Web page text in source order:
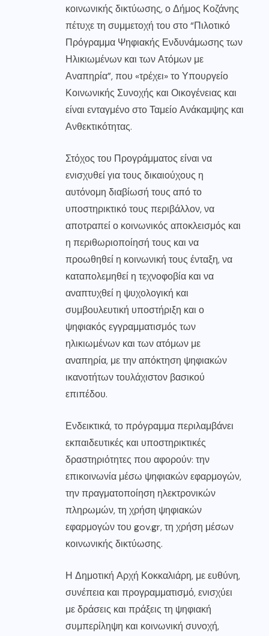
κοινωνικής δικτύωσης, ο Δήμος Κοζάνης
πέτυχε τη συμμετοχή του στο “Πιλοτικό
Πρόγραμμα Ψηφιακής Ενδυνάμωσης των
Ηλικιωμένων και των Ατόμων με
Αναπηρία”, που «τρέχει» το Υπουργείο
Κοινωνικής Συνοχής και Οικογένειας και
είναι ενταγμένο στο Ταμείο Ανάκαμψης και
Ανθεκτικότητας.
Στόχος του Προγράμματος είναι να
ενισχυθεί για τους δικαιούχους η
αυτόνομη διαβίωσή τους από το
υποστηρικτικό τους περιβάλλον, να
αποτραπεί ο κοινωνικός αποκλεισμός και
η περιθωριοποίησή τους και να
προωθηθεί η κοινωνική τους ένταξη, να
καταπολεμηθεί η τεχνοφοβία και να
αναπτυχθεί η ψυχολογική και
συμβουλευτική υποστήριξη και ο
ψηφιακός εγγραμματισμός των
ηλικιωμένων και των ατόμων με
αναπηρία, με την απόκτηση ψηφιακών
ικανοτήτων τουλάχιστον βασικού
επιπέδου.
Ενδεικτικά, το πρόγραμμα περιλαμβάνει
εκπαιδευτικές και υποστηρικτικές
δραστηριότητες που αφορούν: την
επικοινωνία μέσω ψηφιακών εφαρμογών,
την πραγματοποίηση ηλεκτρονικών
πληρωμών, τη χρήση ψηφιακών
εφαρμογών του gov.gr, τη χρήση μέσων
κοινωνικής δικτύωσης.
Η Δημοτική Αρχή Κοκκαλιάρη, με ευθύνη,
συνέπεια και προγραμματισμό, ενισχύει
με δράσεις και πράξεις τη ψηφιακή
συμπερίληψη και κοινωνική συνοχή,